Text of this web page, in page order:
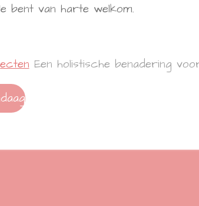
bent van harte welkom.
Een holistische benadering